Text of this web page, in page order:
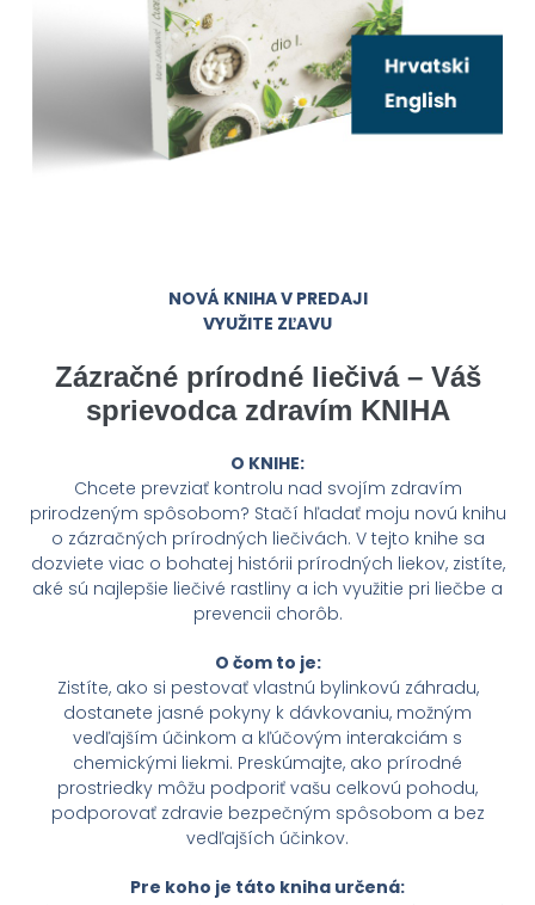
NOVÁ KNIHA V PREDAJI
VYUŽITE ZĽAVU
Zázračné prírodné liečivá – Váš
sprievodca zdravím KNIHA
O KNIHE:
Chcete prevziať kontrolu nad svojím zdravím
prirodzeným spôsobom? Stačí hľadať moju novú knihu
o zázračných prírodných liečivách. V tejto knihe sa
dozviete viac o bohatej histórii prírodných liekov, zistíte,
aké sú najlepšie liečivé rastliny a ich využitie pri liečbe a
prevencii chorôb.
O čom to je:
Zistíte, ako si pestovať vlastnú bylinkovú záhradu,
dostanete jasné pokyny k dávkovaniu, možným
vedľajším účinkom a kľúčovým interakciám s
chemickými liekmi. Preskúmajte, ako prírodné
prostriedky môžu podporiť vašu celkovú pohodu,
podporovať zdravie bezpečným spôsobom a bez
vedľajších účinkov.
Pre koho je táto kniha určená: